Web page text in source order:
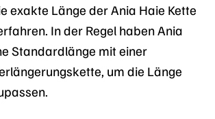
exakte Länge der Ania Haie Kette
In der Regel haben Ania
Standardlänge mit einer
um die Länge